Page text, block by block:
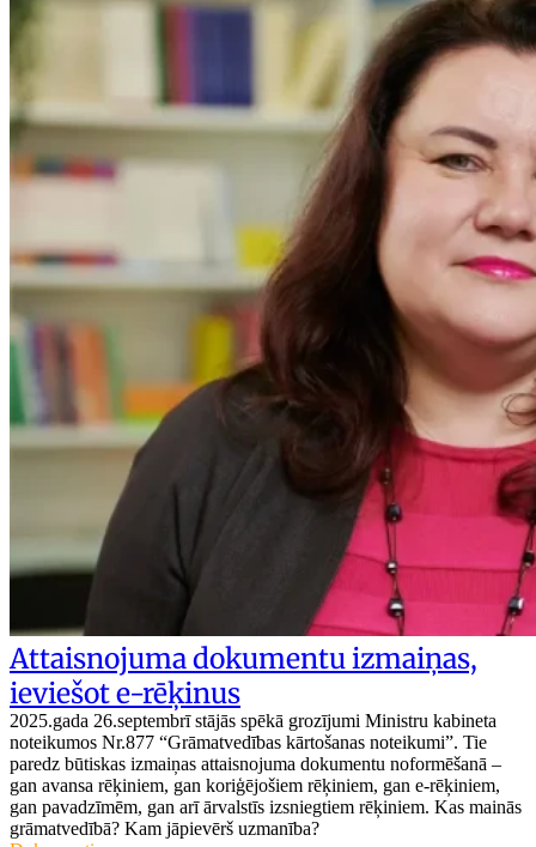
Attaisnojuma dokumentu izmaiņas,
ieviešot e-rēķinus
2025.gada 26.septembrī stājās spēkā grozījumi Ministru kabineta
noteikumos Nr.877 “Grāmatvedības kārtošanas noteikumi”. Tie
paredz būtiskas izmaiņas attaisnojuma dokumentu noformēšanā –
gan avansa rēķiniem, gan koriģējošiem rēķiniem, gan e-rēķiniem,
gan pavadzīmēm, gan arī ārvalstīs izsniegtiem rēķiniem. Kas mainās
grāmatvedībā? Kam jāpievērš uzmanība?